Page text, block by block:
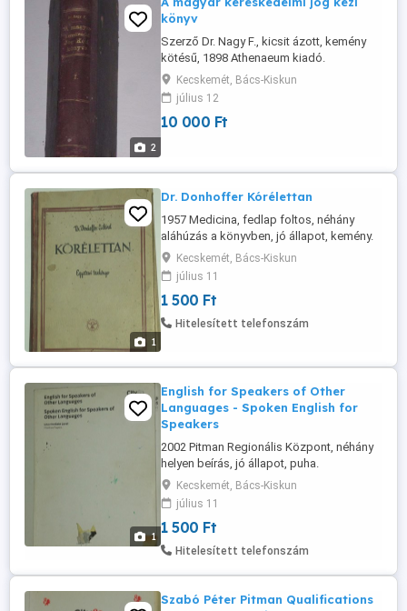
2
könyv
Szerző Dr. Nagy F., kicsit ázott, kemény
kötésű, 1898 Athenaeum kiadó.
Kecskemét, Bács-Kiskun
július 12
10 000 Ft
1
Dr. Donhoffer Kórélettan
1957 Medicina, fedlap foltos, néhány
aláhúzás a könyvben, jó állapot, kemény.
Kecskemét, Bács-Kiskun
július 11
1 500 Ft
Hitelesített telefonszám
1
English for Speakers of Other
Languages - Spoken English for
Speakers
2002 Pitman Regionális Központ, néhány
helyen beírás, jó állapot, puha.
Kecskemét, Bács-Kiskun
július 11
1 500 Ft
Hitelesített telefonszám
Szabó Péter Pitman Qualifications